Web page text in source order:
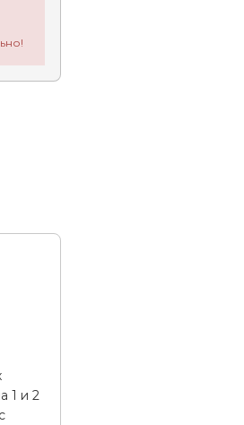
1 и 2